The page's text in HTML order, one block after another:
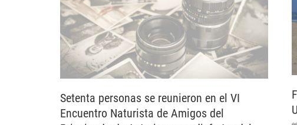
Setenta personas se reunieron en el VI
Encuentro Naturista de Amigos del